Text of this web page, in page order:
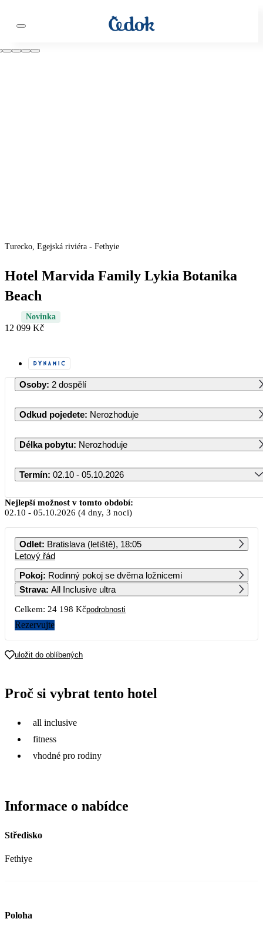
Turecko, Egejská riviéra - Fethyie
Hotel Marvida Family Lykia Botanika
Beach
Novinka
12 099 Kč
Osoby: 2 dospělí
Odkud pojedete: Nerozhoduje
Délka pobytu: Nerozhoduje
Termín: 02.10 - 05.10.2026
Říjen 2026
PO ÚT ST ČT PÁ SO NE
12 099
5 6
19
12 309
Nejlepší možnost v tomto období:
02.10 - 05.10.2026 (4 dny, 3 noci)
Odlet: Bratislava (letiště), 18:05
Letový řád
Pokoj:
Rodinný pokoj se dvěma ložnicemi
Strava: All Inclusive ultra
Celkem: 24 198 Kčpodrobnosti
Rezervujte
uložit do oblíbených
Proč si vybrat tento hotel
all inclusive
fitness
vhodné pro rodiny
Informace o nabídce
Středisko
Fethiye
Poloha